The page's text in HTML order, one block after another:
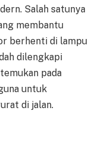
Salah satunya
membantu
berhenti di lampu
dilengkapi
pada
untuk
di jalan.